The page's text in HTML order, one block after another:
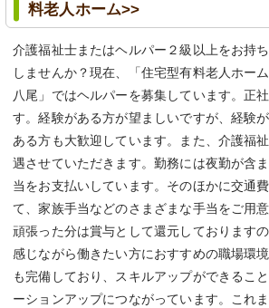
料老人ホーム>>
介護福祉士またはヘルパー２級以上をお持
しませんか？現在、「住宅型有料老人ホー
八尾」ではヘルパーを募集しています。正
す。経験がある方が望ましいですが、経験
ある方も大歓迎しています。また、介護福
遇させていただきます。勤務には夜勤が含
当をお支払いしています。そのほかに交通
て、家族手当などのさまざまな手当をご用意
頑張った分は賞与として還元しております
感じながら働きたい方におすすめの職場環
も完備しており、スキルアップができるこ
ーションアップにつながっています。これ